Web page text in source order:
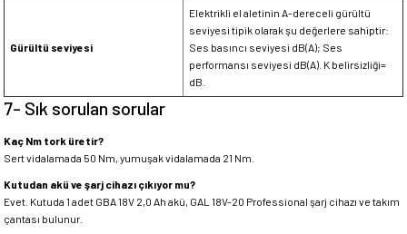
Gürültü seviyesi
Elektrikli el aletinin A-dereceli gürültü
seviyesi tipik olarak şu değerlere sahiptir:
Ses basıncı seviyesi dB(A); Ses
performansı seviyesi dB(A). K belirsizliği=
dB.
7- Sık sorulan sorular
Kaç Nm tork üretir?
Sert vidalamada 50 Nm, yumuşak vidalamada 21 Nm.
Kutudan akü ve şarj cihazı çıkıyor mu?
Evet. Kutuda 1 adet GBA 18V 2,0 Ah akü, GAL 18V-20 Professional şarj cihazı ve takım
çantası bulunur.